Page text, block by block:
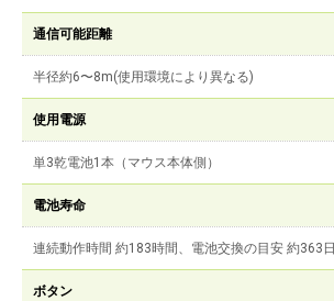
通信可能距離
半径約6〜8m(使用環境により異なる)
使用電源
単3乾電池1本（マウス本体側）
電池寿命
連続動作時間 約183時間、電池交換の目安 約363日
ボタン